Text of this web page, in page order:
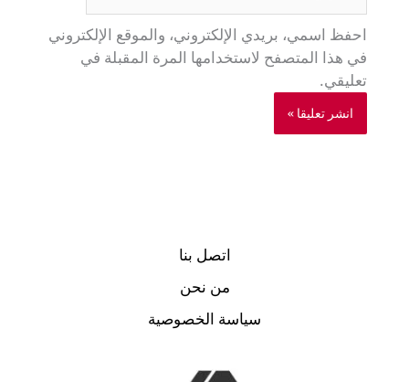
احفظ اسمي، بريدي الإلكتروني، والموقع الإلكتروني
في هذا المتصفح لاستخدامها المرة المقبلة في
تعليقي.
اتصل بنا
من نحن
سياسة الخصوصية